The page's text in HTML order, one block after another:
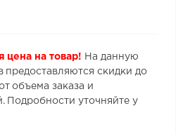
цена на товар! На данную
предоставляются скидки до
объема заказа и
Подробности уточняйте у